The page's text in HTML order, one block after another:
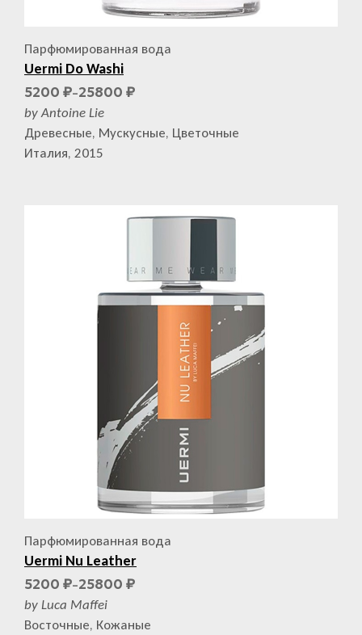
Парфюмированная вода
Uermi Do Washi
5200 ₽–25800 ₽
by Antoine Lie
Древесные, Мускусные, Цветочные
Италия, 2015
Парфюмированная вода
Uermi Nu Leather
5200 ₽–25800 ₽
by Luca Maffei
Восточные, Кожаные